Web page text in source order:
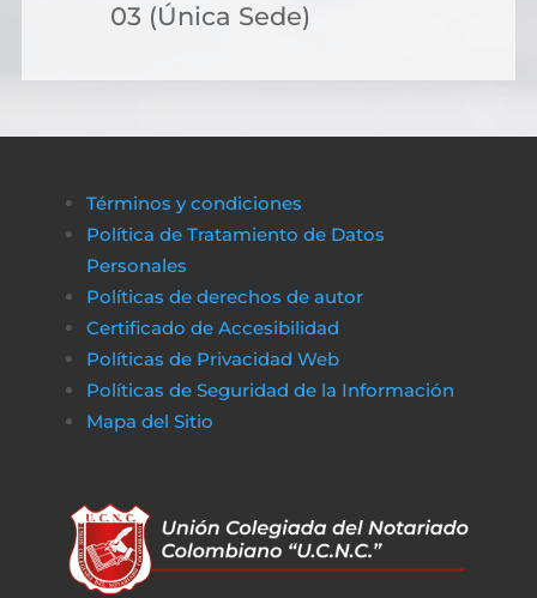
03 (Única Sede)
Términos y condiciones
Política de Tratamiento de Datos
Personales
Políticas de derechos de autor
Certificado de Accesibilidad
Políticas de Privacidad Web
Políticas de Seguridad de la Información
Mapa del Sitio